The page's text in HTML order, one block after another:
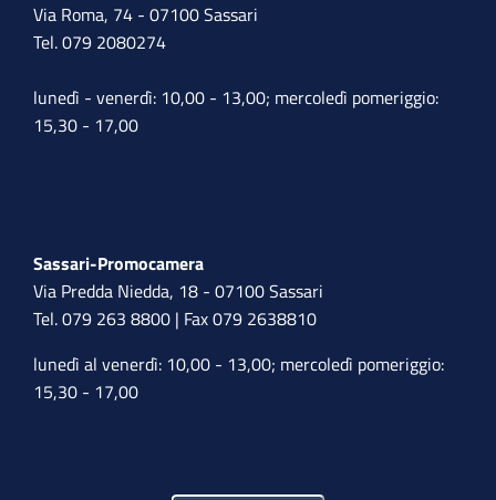
Via Roma, 74 - 07100 Sassari
Tel. 079 2080274
lunedì - venerdì: 10,00 - 13,00; mercoledì pomeriggio:
15,30 - 17,00
Sassari-Promocamera
Via Predda Niedda, 18 - 07100 Sassari
Tel. 079 263 8800 | Fax 079 2638810
lunedì al venerdì: 10,00 - 13,00; mercoledì pomeriggio:
15,30 - 17,00